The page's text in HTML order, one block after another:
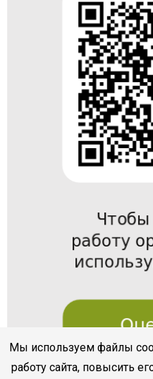
Мы используем файлы
работу сайта, повысить